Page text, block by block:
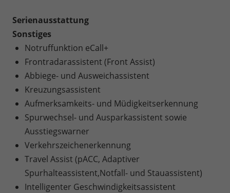
Serienausstattung
Sonstiges
Notruffunktion eCall+
Frontradarassistent (Front Assist)
Abbiege- und Ausweichassistent
Kreuzungsassistent
Aufmerksamkeits- und Müdigkeitserkennung
Spurwechsel- und Ausparkassistent sowie
Ausstiegswarner
Verkehrszeichenerkennung
Travel Assist (pACC, Adaptiver
Spurhalteassistent,Notfall- und Stauassistent)
Intelligenter Geschwindigkeitsassistent